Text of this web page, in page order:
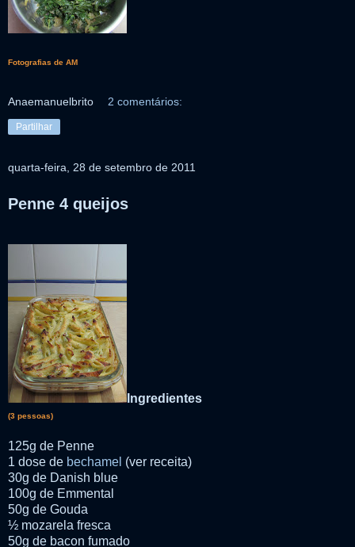
Fotografias de AM
Anaemanuelbrito 2 comentários:
Partilhar
quarta-feira, 28 de setembro de 2011
Penne 4 queijos
Ingredientes
(3 pessoas)
125g de Penne
1 dose de bechamel (ver receita)
30g de Danish blue
100g de Emmental
50g de Gouda
½ mozarela fresca
50g de bacon fumado